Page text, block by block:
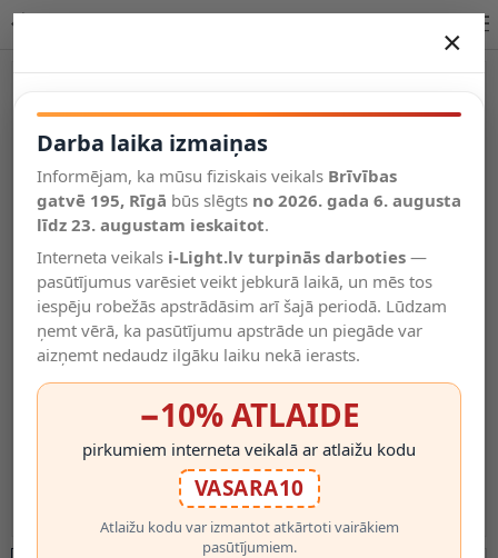
Salīdzināt
Vēlmju
saraksts
Valodas
×
Darba laika izmaiņas
Informējam, ka mūsu fiziskais veikals Brīvības
gatvē 195, Rīgā būs slēgts no 2026. gada 6. augusta
līdz 23. augustam ieskaitot.
Interneta veikals i-Light.lv turpinās darboties —
pasūtījumus varēsiet veikt jebkurā laikā, un mēs tos
iespēju robežās apstrādāsim arī šajā periodā. Lūdzam
ņemt vērā, ka pasūtījumu apstrāde un piegāde var
aizņemt nedaudz ilgāku laiku nekā ierasts.
−10% ATLAIDE
pirkumiem interneta veikalā ar atlaižu kodu
VASARA10
Atlaižu kodu var izmantot atkārtoti vairākiem
pasūtījumiem.